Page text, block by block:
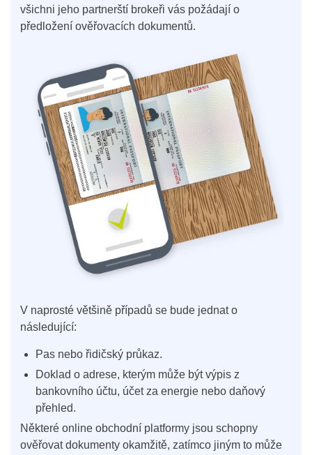
všichni jeho partnerští brokeři vás požádají o
předložení ověřovacích dokumentů.
V naprosté většině případů se bude jednat o
následující:
Pas nebo řidičský průkaz.
Doklad o adrese, kterým může být výpis z
bankovního účtu, účet za energie nebo daňový
přehled.
Některé online obchodní platformy jsou schopny
ověřovat dokumenty okamžitě, zatímco jiným to může